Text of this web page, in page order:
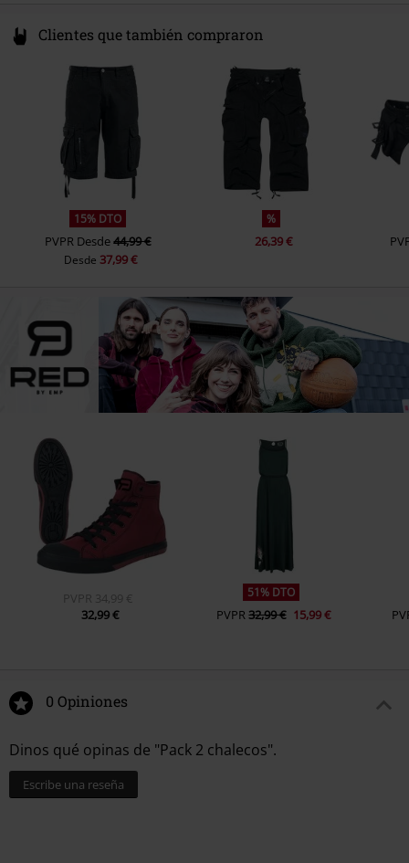
Clientes que también compraron
15% DTO
PVPR Desde44,99 €
Desde 37,99 €
%
26,39 €
PVPR 34,99 €
32,99 €
51% DTO
PVPR32,99 € 15,99 €
0 Opiniones
Dinos qué opinas de "Pack 2 chalecos".
Escribe una reseña